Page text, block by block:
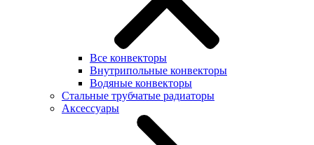
Все конвекторы
Внутрипольные конвекторы
Водяные конвекторы
Стальные трубчатые радиаторы
Аксессуары